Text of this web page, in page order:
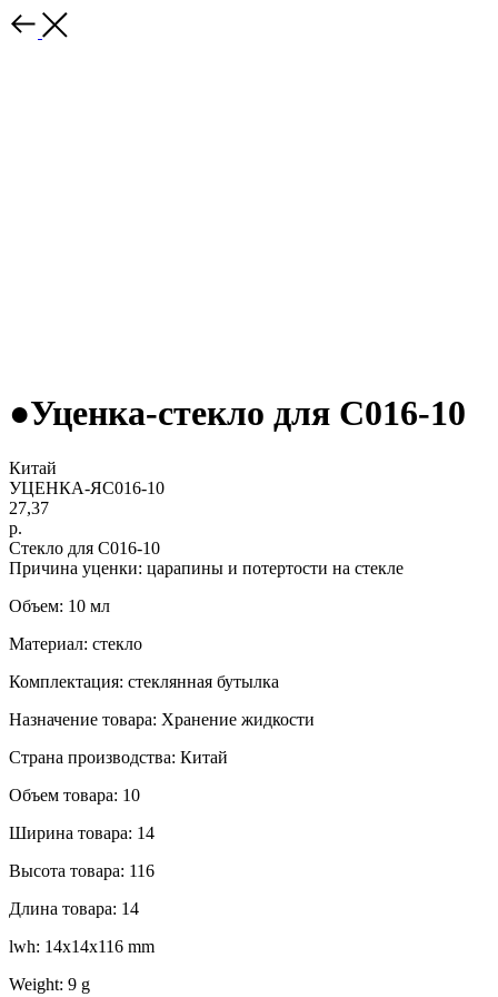
●Уценка-стекло для С016-10
Китай
УЦЕНКА-ЯС016-10
27,37
р.
Стекло для С016-10
Причина уценки: царапины и потертости на стекле
Объем: 10 мл
Материал: стекло
Комплектация: стеклянная бутылка
Назначение товара: Хранение жидкости
Страна производства: Китай
Объем товара: 10
Ширина товара: 14
Высота товара: 116
Длина товара: 14
lwh: 14x14x116 mm
Weight: 9 g